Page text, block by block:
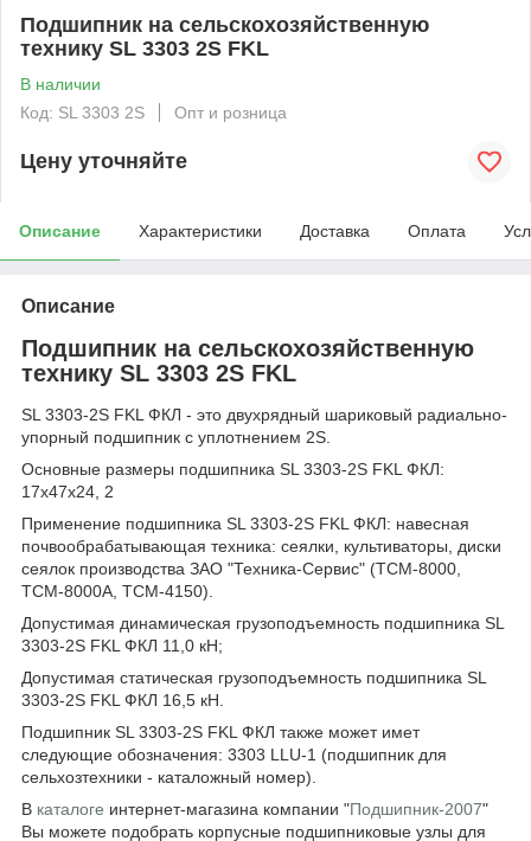
Подшипник на сельскохозяйственную
технику SL 3303 2S FKL
В наличии
Код: SL 3303 2S
Опт и розница
Цену уточняйте
Описание Характеристики Доставка Оплата
Описание
Подшипник на сельскохозяйственную
технику SL 3303 2S FKL
SL 3303-2S FKL ФКЛ - это двухрядный шариковый радиально-
упорный подшипник с уплотнением 2S.
Основные размеры подшипника SL 3303-2S FKL ФКЛ:
17х47х24, 2
Применение подшипника SL 3303-2S FKL ФКЛ: навесная
почвообрабатывающая техника: сеялки, культиваторы, диски
сеялок производства ЗАО "Техника-Сервис" (ТСМ-8000,
ТСМ-8000А, ТСМ-4150).
Допустимая динамическая грузоподъемность подшипника SL
3303-2S FKL ФКЛ 11,0 кН;
Допустимая статическая грузоподъемность подшипника SL
3303-2S FKL ФКЛ 16,5 кН.
Подшипник SL 3303-2S FKL ФКЛ также может имет
следующие обозначения: 3303 LLU-1 (подшипник для
сельхозтехники - каталожный номер).
В каталоге интернет-магазина компании "Подшипник-2007"
Вы можете подобрать корпусные подшипниковые узлы для